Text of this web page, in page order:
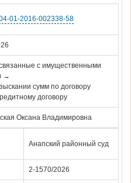
01-2016-002338-58
с имущественными
→
сумм по договору
договору
Оксана Владимировна
Анапский районный суд
2-1570/2026